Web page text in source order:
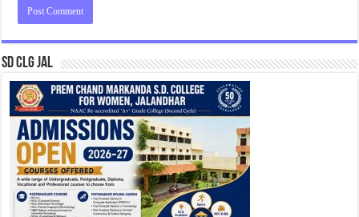
SD CLG JAL